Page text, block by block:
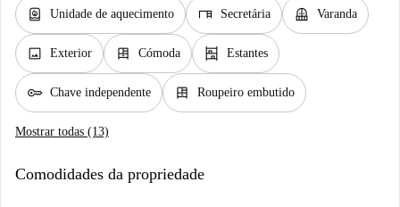
water_heater Unidade de aquecimento desk Secretária balcony Varanda
image Exterior dresser Cómoda shelves Estantes
key Chave independente dresser Roupeiro embutido
Mostrar todas (13)
Comodidades da propriedade